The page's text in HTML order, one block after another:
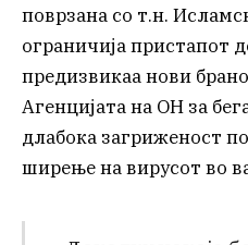
поврзана со т.н.
ограничија пристапот
предизвикаа нови
Агенцијата на ОН за
длабока загриженост
ширење на вирусот во